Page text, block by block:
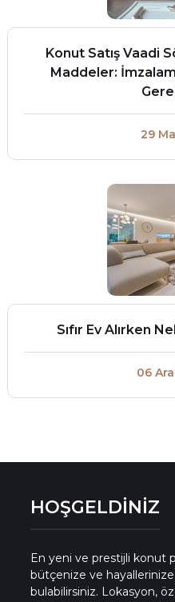
Konut Satış Vaadi
Maddeler:
29
Sıfır Ev Alırken
06
HOŞGELDİNİZ
En yeni ve prestijli konut
bütçenize ve
bulabilirsiniz. Lokasyon,